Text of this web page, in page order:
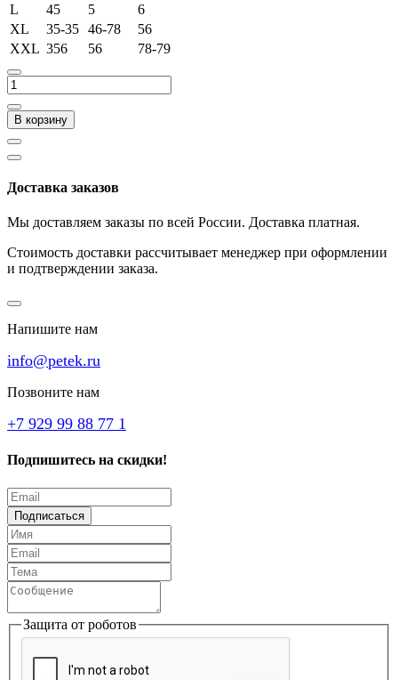
L
45 5
6
XL
35-35 46-78
56
XXL 356 56 78-79
В корзину
Доставка заказов
Мы доставляем заказы по всей России. Доставка платная.
Стоимость доставки рассчитывает менеджер при оформлении
и подтверждении заказа.
Напишите нам
info@petek.ru
Позвоните нам
+7 929 99 88 77 1
Подпишитесь на скидки!
Подписаться
Защита от роботов